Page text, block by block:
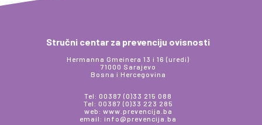
Stručni centar za prevenciju ovisnosti
Hermanna Gmeinera 13 i 16 (uredi)
71000 Sarajevo
Bosna i Hercegovina
Tel: 00387 (0)33 215 088
Tel: 00387 (0)33 223 285
web: www.prevencija.ba
email: info@prevencija.ba